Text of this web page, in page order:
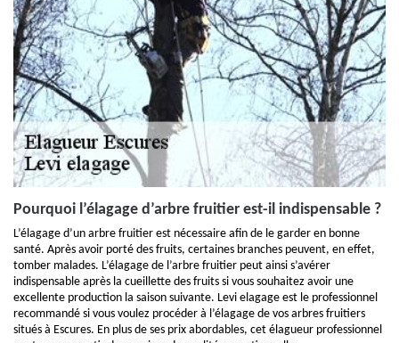
Pourquoi l’élagage d’arbre fruitier est-il indispensable ?
L’élagage d’un arbre fruitier est nécessaire afin de le garder en bonne
santé. Après avoir porté des fruits, certaines branches peuvent, en effet,
tomber malades. L’élagage de l’arbre fruitier peut ainsi s’avérer
indispensable après la cueillette des fruits si vous souhaitez avoir une
excellente production la saison suivante. Levi elagage est le professionnel
recommandé si vous voulez procéder à l’élagage de vos arbres fruitiers
situés à Escures. En plus de ses prix abordables, cet élagueur professionnel